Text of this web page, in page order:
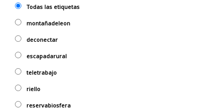
Todas las etiquetas
montañadeleon
deconectar
escapadarural
teletrabajo
riello
reservabiosfera